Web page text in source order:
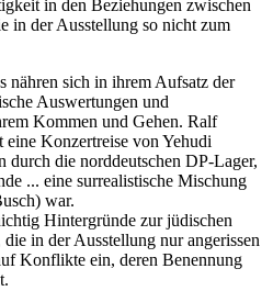
in den Beziehungen zwischen
in der Ausstellung so nicht zum
nähren sich in ihrem Aufsatz der
Auswertungen und
Kommen und Gehen. Ralf
Konzertreise von Yehudi
die norddeutschen DP-Lager,
... eine surrealistische Mischung
war.
Hintergründe zur jüdischen
in der Ausstellung nur angerissen
Konflikte ein, deren Benennung